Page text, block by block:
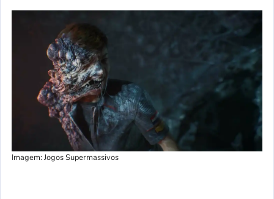
Imagem: Jogos Supermassivos